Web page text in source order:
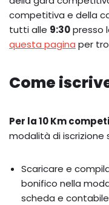
competitiva e della
tutti alle 9:30presso
questa pagina per
Come
Per la 10 Km
modalità di iscrizione
Scaricare e
bonifico nella
scheda e